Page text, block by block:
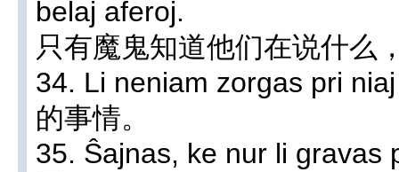
belaj aferoj.
只有魔鬼知道他们在说什么
34. Li neniam zorgas pri
的事情。
35. Ŝajnas, ke nur li gravas